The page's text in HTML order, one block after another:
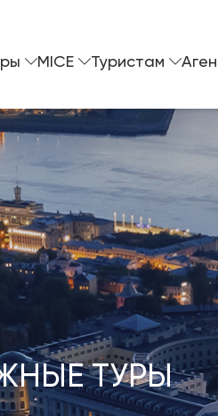
MICE Туристам
ТУРЫ